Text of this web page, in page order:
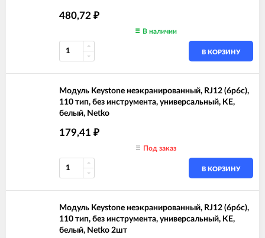
480,72 ₽
В наличии
В КОРЗИНУ
Модуль Keystone неэкранированный, RJ12 (6p6c),
110 тип, без инструмента, универсальный, KE,
белый, Netko
179,41 ₽
Под заказ
В КОРЗИНУ
Модуль Keystone неэкранированный, RJ12 (6p6c),
110 тип, без инструмента, универсальный, KE,
белый, Netko 2шт